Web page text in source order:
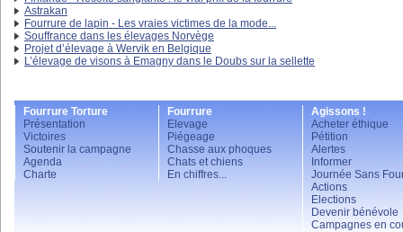
Astrakan
Fourrure de lapin - Les vraies victimes de la mode...
Souffrance dans les élevages Norvège
Projet d’élevage à Wervik en Belgique
L’élevage de visons à Emagny dans le Doubs sur la sellette
Fourrure Torture
Présentation
Victoires
Soutenir la campagne
Agenda
Charte
Fourrure
Elevage
Piégeage
Chasse aux phoques
Chats et chiens
En chiffres...
Agissons !
Acheter éthique
Pétition
Alertes
Informer
Journée Sans
Actions
Elections
Devenir bénévole
Campagnes en